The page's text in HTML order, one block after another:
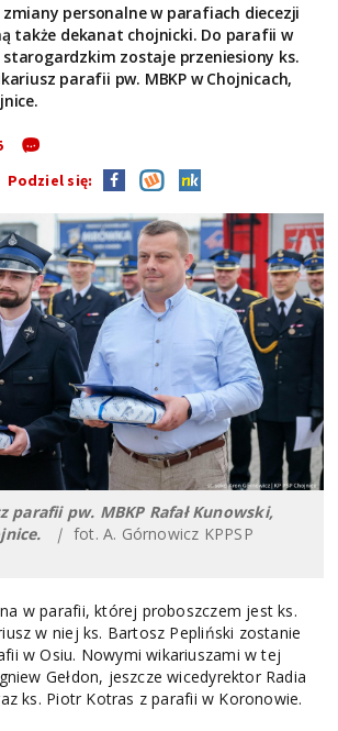
zmiany personalne w parafiach diecezji
także dekanat chojnicki. Do parafii w
starogardzkim zostaje przeniesiony ks.
parafii pw. MBKP w Chojnicach,
Podziel się:
parafii pw. MBKP Rafał Kunowski,
| fot. A. Górnowicz KPPSP
w parafii, której proboszczem jest ks.
w niej ks. Bartosz Pepliński zostanie
w Osiu. Nowymi wikariuszami w tej
Gełdon, jeszcze wicedyrektor Radia
ks. Piotr Kotras z parafii w Koronowie.